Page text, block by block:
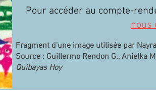
Pour accéder au compte-
nous
Fragment d'une image utilisée par
Source : Guillermo Rendon G., Anielka
Quibayas Hoy